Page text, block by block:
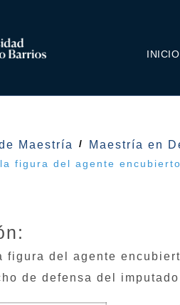
INICIO
Maestría Maestría en
figura del agente
figura del agente
de defensa del imputado